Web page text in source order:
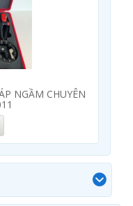
NGẦM CHUYÊN